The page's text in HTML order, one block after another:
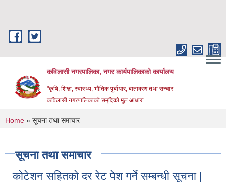
कविलासी नगरपालिका, नगर कार्यपालिकाको कार्यालय
"कृषि, शिक्षा, स्वास्थ्य, भौतिक पुर्बाधार, बाताबरण तथा सन्चार
कविलासी नगरपालिकाको समृदिको मूल आधार"
You are here
Home » सूचना तथा समाचार
सूचना तथा समाचार
कोटेशन सहितको दर रेट पेश गर्ने सम्बन्धी सूचना |